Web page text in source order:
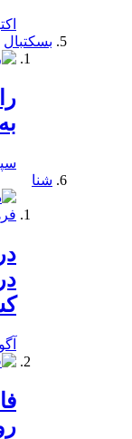
اکتبر
بسکتبال
شنا